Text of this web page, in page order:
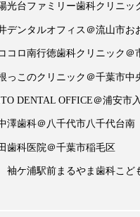
台ファミリー歯科クリニッ
ンタルオフィス＠流山市お
ロ南行徳歯科クリニック＠
このクリニック＠千葉市中
DENTAL OFFICE＠浦安市
歯科＠八千代市八千代台南
科医院＠千葉市稲毛区
ケ浦駅前まるやま歯科こど